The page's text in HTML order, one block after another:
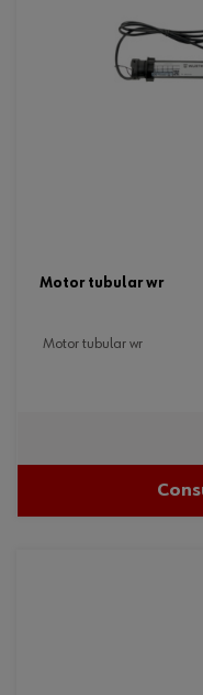
motor tubular wr
motor tubular wr